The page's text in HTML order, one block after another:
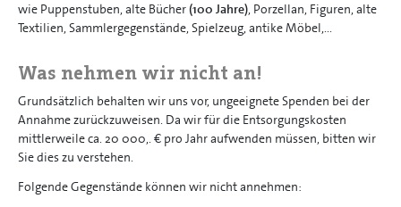
wie Puppenstuben, alte Bücher (100 Jahre), Porzellan, Figuren, alte
Textilien, Sammlergegenstände, Spielzeug, antike Möbel,...
Was nehmen wir nicht an!
Grundsätzlich behalten wir uns vor, ungeeignete Spenden bei der
Annahme zurückzuweisen. Da wir für die Entsorgungskosten
mittlerweile ca. 20 000,. € pro Jahr aufwenden müssen, bitten wir
Sie dies zu verstehen.
Folgende Gegenstände können wir nicht annehmen: